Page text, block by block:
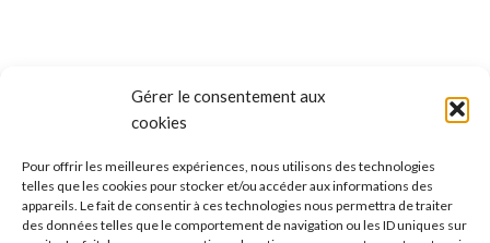
Gérer le consentement aux
cookies
Pour offrir les meilleures expériences, nous utilisons des technologies
telles que les cookies pour stocker et/ou accéder aux informations des
appareils. Le fait de consentir à ces technologies nous permettra de traiter
des données telles que le comportement de navigation ou les ID uniques sur
ALLO BOX DÉCO